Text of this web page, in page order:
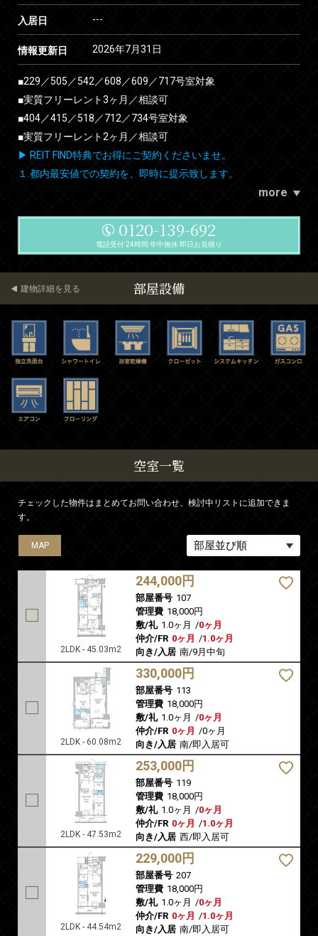
入居日 ---
情報更新日 2026年7月31日
■229／505／542／608／609／717号室対象
■実質フリーレント3ヶ月／相談可
■404／415／518／712／734号室対象
■実質フリーレント2ヶ月／相談可
▶ REIT FIND特典でお得にご契約くださいませ。
１.都内最安値での契約を、即時に提示致します。
more
0120-139-692
電話受付 24時間 年中無休 即日お見積り
部屋設備
建物詳細を見る
空室一覧
チェックした物件はまとめてお問い合わせ、検討中リストに追加できま
す。
MAP
2LDK - 45.03m2
244,000円
部屋番号 107
管理費 18,000円
敷/礼 1.0ヶ月 /0ヶ月
仲介/FR 0ヶ月 /1.0ヶ月
向き/入居 南/9月中旬
MAP
2LDK - 60.08m2
330,000円
部屋番号 113
管理費 18,000円
敷/礼 1.0ヶ月 /0ヶ月
仲介/FR 0ヶ月 /0ヶ月
向き/入居 南/即入居可
MAP
2LDK - 47.53m2
253,000円
部屋番号 119
管理費 18,000円
敷/礼 1.0ヶ月 /0ヶ月
仲介/FR 0ヶ月 /1.0ヶ月
向き/入居 西/即入居可
MAP
2LDK - 44.54m2
229,000円
部屋番号 207
管理費 18,000円
敷/礼 1.0ヶ月 /0ヶ月
仲介/FR 0ヶ月 /1.0ヶ月
向き/入居 南/即入居可
MAP